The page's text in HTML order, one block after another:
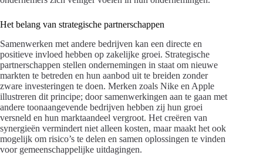
Het belang van strategische partnerschappen
Samenwerken met andere bedrijven kan een directe en
positieve invloed hebben op zakelijke groei. Strategische
partnerschappen stellen ondernemingen in staat om nieuwe
markten te betreden en hun aanbod uit te breiden zonder
zware investeringen te doen. Merken zoals Nike en Apple
illustreren dit principe; door samenwerkingen aan te gaan met
andere toonaangevende bedrijven hebben zij hun groei
versneld en hun marktaandeel vergroot. Het creëren van
synergieën vermindert niet alleen kosten, maar maakt het ook
mogelijk om risico’s te delen en samen oplossingen te vinden
voor gemeenschappelijke uitdagingen.